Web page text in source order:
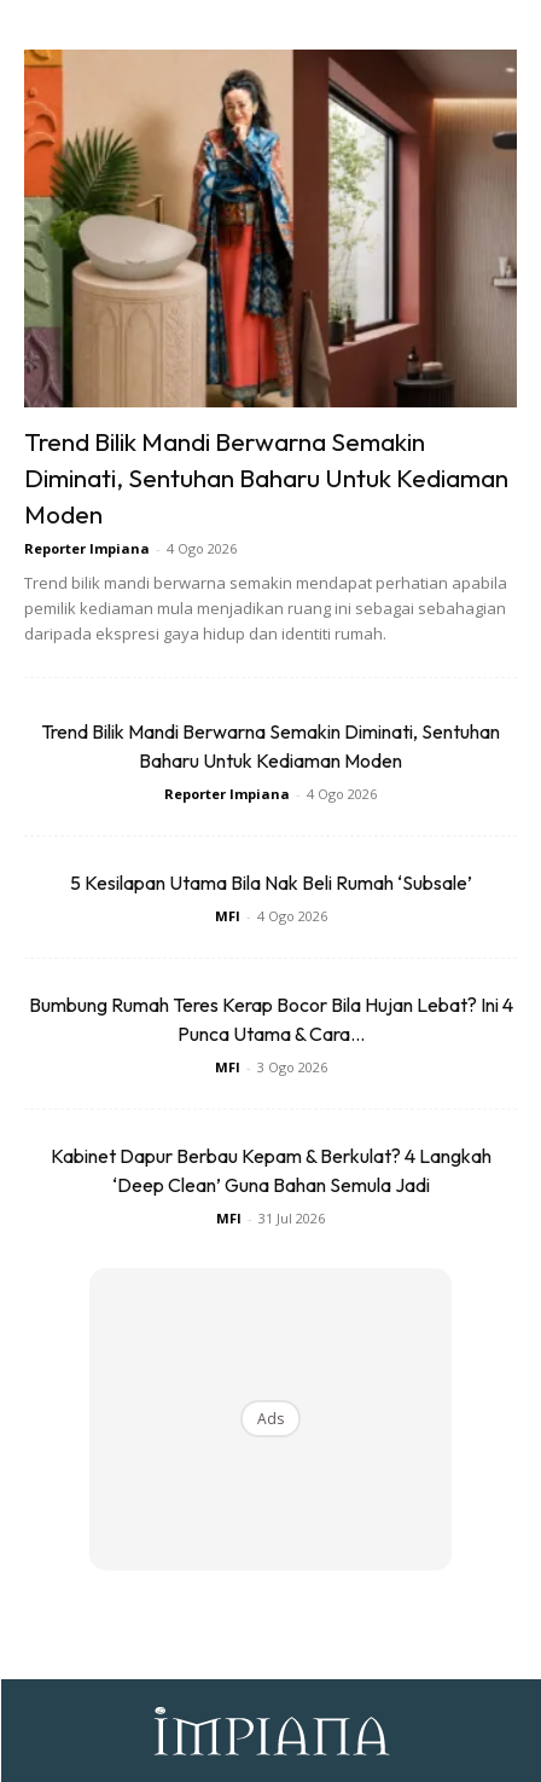
Ads
gunting di bahagian tengahnya.
4. Ambil anak pokok leraikan tanah yang melekat
Trend Bilik Mandi Berwarna Semakin
Diminati, Sentuhan Baharu Untuk Kediaman
Moden
Reporter Impiana - 4 Ogo 2026
Trend bilik mandi berwarna semakin mendapat perhatian apabila
pemilik kediaman mula menjadikan ruang ini sebagai sebahagian
daripada ekspresi gaya hidup dan identiti rumah.
Trend Bilik Mandi Berwarna Semakin Diminati, Sentuhan
Baharu Untuk Kediaman Moden
Reporter Impiana - 4 Ogo 2026
5 Kesilapan Utama Bila Nak Beli Rumah ‘Subsale’
MFI - 4 Ogo 2026
Bumbung Rumah Teres Kerap Bocor Bila Hujan Lebat? Ini 4
Punca Utama & Cara...
MFI - 3 Ogo 2026
Kabinet Dapur Berbau Kepam & Berkulat? 4 Langkah
‘Deep Clean’ Guna Bahan Semula Jadi
MFI - 31 Jul 2026
Ads